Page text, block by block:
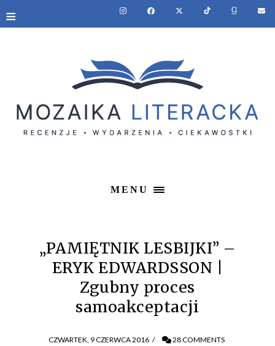
≡
MENU
„PAMIĘTNIK LESBIJKI” –
ERYK EDWARDSSON |
Zgubny proces
samoakceptacji
CZWARTEK, 9 CZERWCA 2016 / 28 COMMENTS